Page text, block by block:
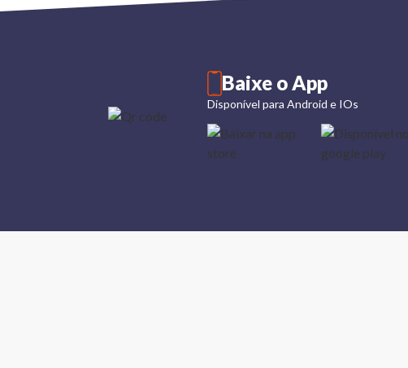
Baixe o App
Disponível para Android e IOs